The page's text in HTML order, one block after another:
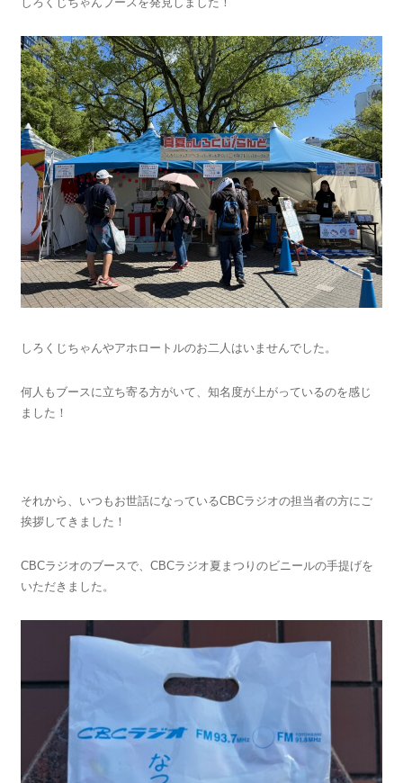
しろくじちゃんやアホロートルのお二人はいませんでした。
何人もブースに立ち寄る方がいて、知名度が上がっているのを感じ
ました！
それから、いつもお世話になっているCBCラジオの担当者の方にご
挨拶してきました！
CBCラジオのブースで、CBCラジオ夏まつりのビニールの手提げを
いただきました。